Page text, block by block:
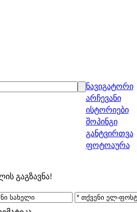
ნავიგატორი
არჩევანი
ისტორიები
შოპინგი
განტვირთვა
ფოტოაურა
გაგზავნა!